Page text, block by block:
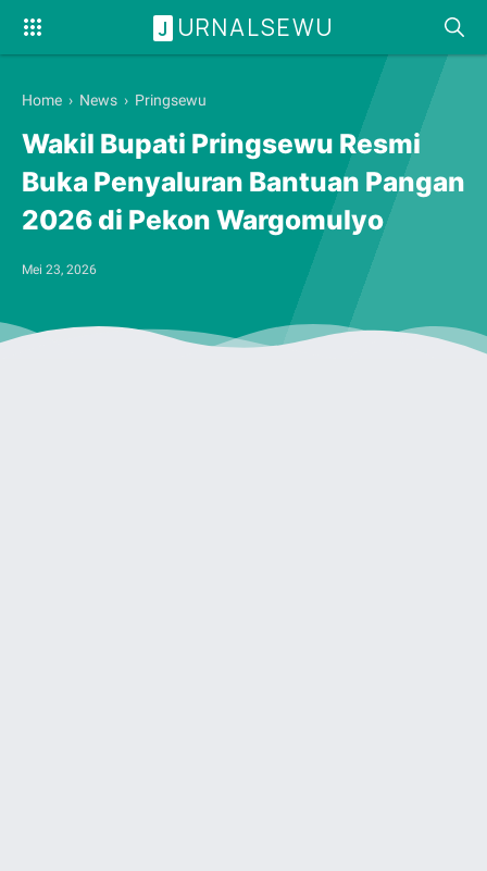
J URNALSEWU
Home › News › Pringsewu
Wakil Bupati Pringsewu Resmi
Buka Penyaluran Bantuan Pangan
2026 di Pekon Wargomulyo
Mei 23, 2026